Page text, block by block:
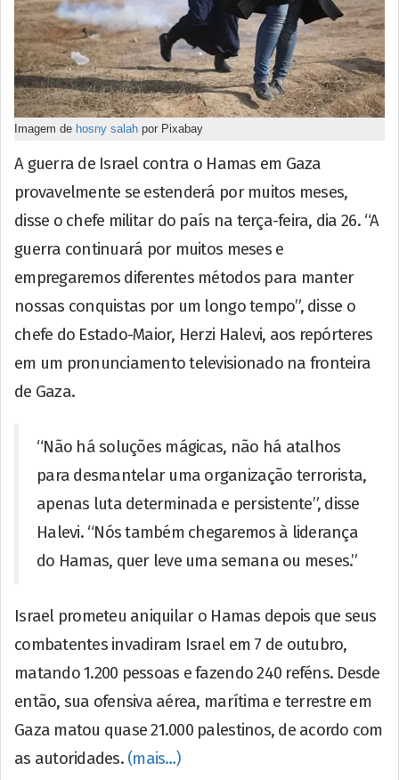
Imagem de hosny salah por Pixabay
A guerra de Israel contra o Hamas em Gaza
provavelmente se estenderá por muitos meses,
disse o chefe militar do país na terça-feira, dia 26. “A
guerra continuará por muitos meses e
empregaremos diferentes métodos para manter
nossas conquistas por um longo tempo”, disse o
chefe do Estado-Maior, Herzi Halevi, aos repórteres
em um pronunciamento televisionado na fronteira
de Gaza.
“Não há soluções mágicas, não há atalhos
para desmantelar uma organização terrorista,
apenas luta determinada e persistente”, disse
Halevi. “Nós também chegaremos à liderança
do Hamas, quer leve uma semana ou meses.”
Israel prometeu aniquilar o Hamas depois que seus
combatentes invadiram Israel em 7 de outubro,
matando 1.200 pessoas e fazendo 240 reféns. Desde
então, sua ofensiva aérea, marítima e terrestre em
Gaza matou quase 21.000 palestinos, de acordo com
as autoridades. (mais…)